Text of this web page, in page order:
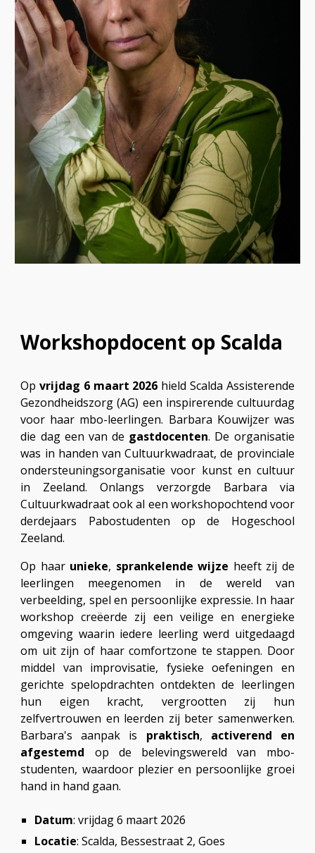
Workshopdocent op Scalda
Op vrijdag 6 maart 2026 hield Scalda Assisterende
Gezondheidszorg (AG) een inspirerende cultuurdag
voor haar mbo-leerlingen. Barbara Kouwijzer was
die dag een van de gastdocenten. De organisatie
was in handen van Cultuurkwadraat, de provinciale
ondersteuningsorganisatie voor kunst en cultuur
in Zeeland. Onlangs verzorgde Barbara via
Cultuurkwadraat ook al een workshopochtend voor
derdejaars Pabostudenten op de Hogeschool
Zeeland.
Op haar unieke, sprankelende wijze heeft zij de
leerlingen meegenomen in de wereld van
verbeelding, spel en persoonlijke expressie. In haar
workshop creëerde zij een veilige en energieke
omgeving waarin iedere leerling werd uitgedaagd
om uit zijn of haar comfortzone te stappen. Door
middel van improvisatie, fysieke oefeningen en
gerichte spelopdrachten ontdekten de leerlingen
hun eigen kracht, vergrootten zij hun
zelfvertrouwen en leerden zij beter samenwerken.
Barbara's aanpak is praktisch, activerend en
afgestemd op de belevingswereld van mbo-
studenten, waardoor plezier en persoonlijke groei
hand in hand gaan.
Datum:vrijdag 6 maart 2026
Locatie:Scalda, Bessestraat 2, Goes